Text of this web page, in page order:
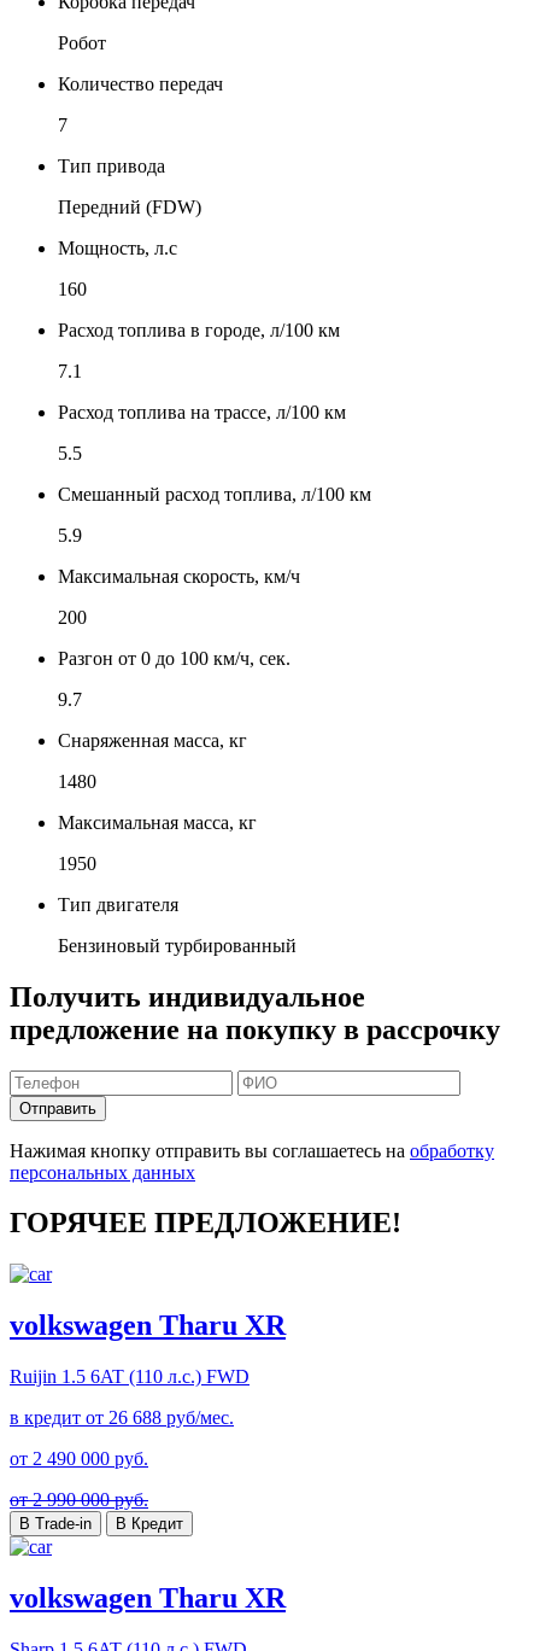
Робот
Количество передач
7
Тип привода
Передний (FDW)
Мощность, л.с
160
Расход топлива в городе, л/100 км
7.1
Расход топлива на трассе, л/100 км
5.5
Смешанный расход топлива, л/100 км
5.9
Максимальная скорость, км/ч
200
Разгон от 0 до 100 км/ч, сек.
9.7
Снаряженная масса, кг
1480
Максимальная масса, кг
1950
Тип двигателя
Бензиновый турбированный
Получить индивидуальное
предложение на покупку в рассрочку
Отправить
Нажимая кнопку отправить вы соглашаетесь на обработку
персональных данных
ГОРЯЧЕЕ ПРЕДЛОЖЕНИЕ!
volkswagen Tharu XR
Ruijin 1.5 6AT (110 л.с.) FWD
в кредит от 26 688 руб/мес.
от 2 490 000 руб.
от 2 990 000 руб.
В Trade-in В Кредит
volkswagen Tharu XR